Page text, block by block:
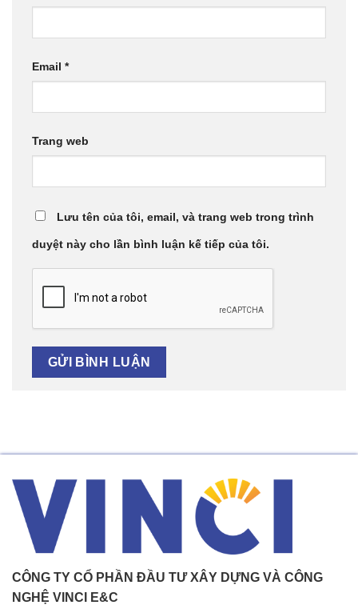
Email *
Trang web
Lưu tên của tôi, email, và trang web trong trình
duyệt này cho lần bình luận kế tiếp của tôi.
CÔNG TY CỔ PHẦN ĐẦU TƯ XÂY DỰNG VÀ CÔNG
NGHỆ VINCI E&C